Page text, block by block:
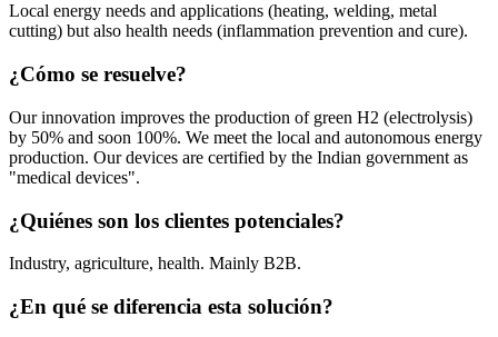
Local energy needs and applications (heating, welding, metal
cutting) but also health needs (inflammation prevention and cure).
¿Cómo se resuelve?
Our innovation improves the production of green H2 (electrolysis)
by 50% and soon 100%. We meet the local and autonomous energy
production. Our devices are certified by the Indian government as
"medical devices".
¿Quiénes son los clientes potenciales?
Industry, agriculture, health. Mainly B2B.
¿En qué se diferencia esta solución?